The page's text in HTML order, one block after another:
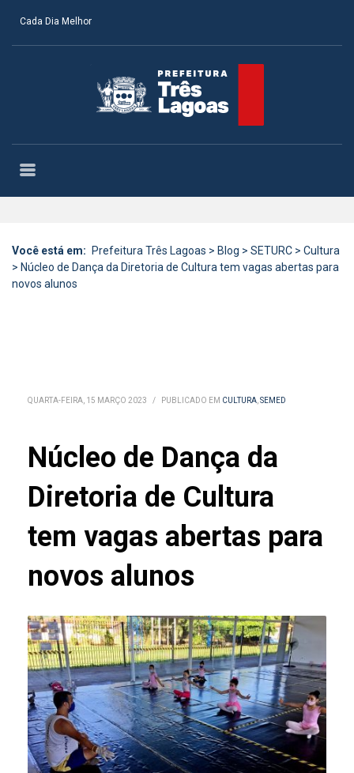
Cada Dia Melhor
Você está em: Prefeitura Três Lagoas > Blog > SETURC > Cultura
> Núcleo de Dança da Diretoria de Cultura tem vagas abertas para
novos alunos
QUARTA-FEIRA, 15 MARÇO 2023 / PUBLICADO EM CULTURA,SEMED
Núcleo de Dança da
Diretoria de Cultura
tem vagas abertas para
novos alunos